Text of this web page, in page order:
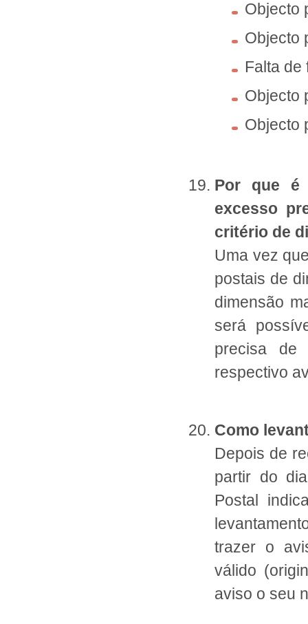
Objecto
Objecto
Falta de
Objecto
Objecto
Por que é
excesso
critério de
Uma vez
postais de
dimensão
será
precisa de
respectivo
Como
Depois de
partir do
Postal
trazer o
válido
aviso o seu